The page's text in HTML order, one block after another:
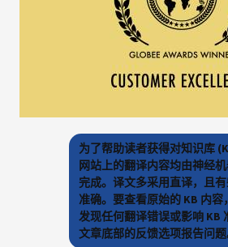
为了帮助读者获得对知识库
网站上的翻译内容均由神经
完成。译文多采用直译，且
准确。要查看原始的 KB 内
发现任何翻译错误或影响 KB
文章底部的反馈选项报告问题